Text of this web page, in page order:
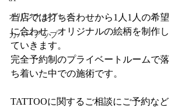
オリジナルグッズ
カバーアップ
当店では打ち合わせから1人1人の希望
に合わせ、オリジナルの絵柄を制作し
ていきます。
完全予約制のプライベートルームで落
ち着いた中での施術です。
TATTOOに関するご相談にご予約など